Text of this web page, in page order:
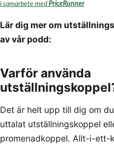
i samarbete med PriceRunner
Lär dig mer om
av vår podd:
Varför använda
Det är helt upp till dig om
uttalat utställningskoppel
promenadkoppel. Allt-i-ett-